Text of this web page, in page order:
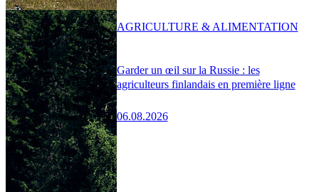
Garder un œil sur la Russie : les
agriculteurs finlandais en première ligne
06.08.2026
AGRICULTURE & ALIMENTATION